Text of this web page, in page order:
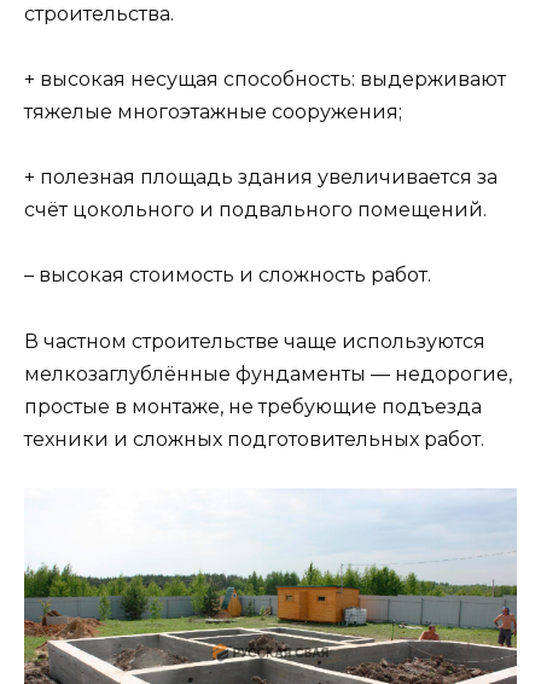
строительства.
+ высокая несущая способность: выдерживают
тяжелые многоэтажные сооружения;
+ полезная площадь здания увеличивается за
счёт цокольного и подвального помещений.
– высокая стоимость и сложность работ.
В частном строительстве чаще используются
мелкозаглублённые фундаменты — недорогие,
простые в монтаже, не требующие подъезда
техники и сложных подготовительных работ.